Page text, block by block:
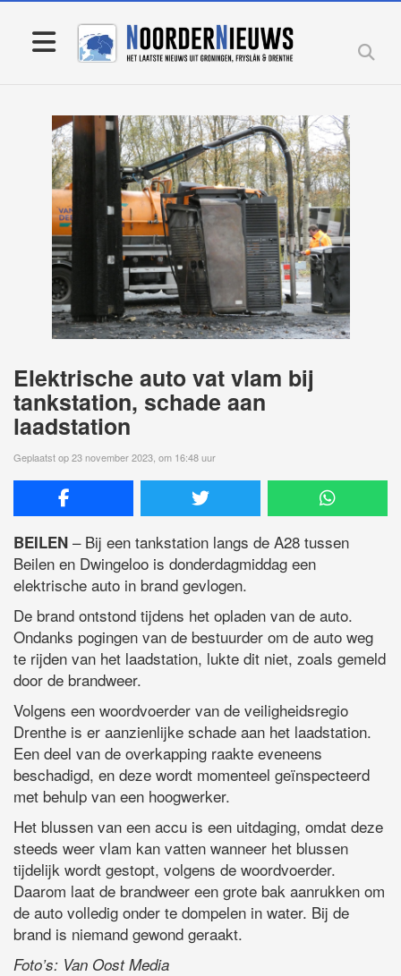
Elektrische auto vat vlam bij
tankstation, schade aan
laadstation
Geplaatst op 23 november 2023, om 16:48 uur
BEILEN – Bij een tankstation langs de A28 tussen
Beilen en Dwingeloo is donderdagmiddag een
elektrische auto in brand gevlogen.
De brand ontstond tijdens het opladen van de auto.
Ondanks pogingen van de bestuurder om de auto weg
te rijden van het laadstation, lukte dit niet, zoals gemeld
door de brandweer.
Volgens een woordvoerder van de veiligheidsregio
Drenthe is er aanzienlijke schade aan het laadstation.
Een deel van de overkapping raakte eveneens
beschadigd, en deze wordt momenteel geïnspecteerd
met behulp van een hoogwerker.
Het blussen van een accu is een uitdaging, omdat deze
steeds weer vlam kan vatten wanneer het blussen
tijdelijk wordt gestopt, volgens de woordvoerder.
Daarom laat de brandweer een grote bak aanrukken om
de auto volledig onder te dompelen in water. Bij de
brand is niemand gewond geraakt.
Foto’s: Van Oost Media